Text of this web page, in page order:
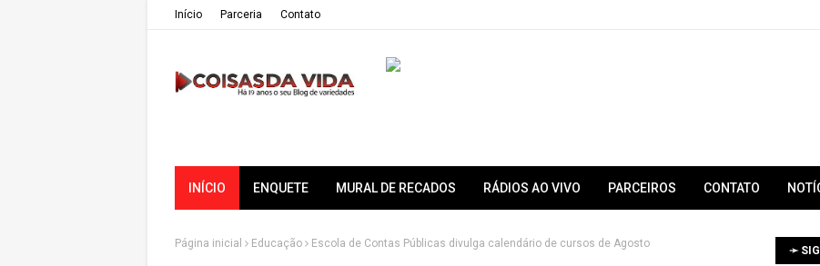
Iní­cio Parceria Contato
INÍCIO ENQUETE MURAL DE RECADOS RÁDIOS AO VIVO PARCEIROS CONTATO
Página inicial Educação Escola de Contas Públicas divulga calendário de cursos de Agosto
➛